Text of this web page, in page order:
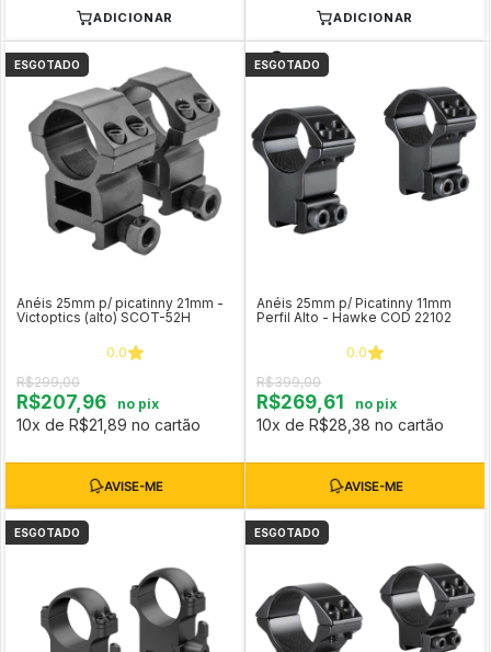
ADICIONAR ADICIONAR
ESGOTADO
Anéis 25mm p/ picatinny 21mm -
Victoptics (alto) SCOT-52H
0.0
R$299,00
R$207,96 no pix
10x de R$21,89 no cartão
ESGOTADO
Anéis 25mm p/ Picatinny 11mm
Perfil Alto - Hawke COD 22102
0.0
R$399,00
R$269,61 no pix
10x de R$28,38 no cartão
ESGOTADO ESGOTADO